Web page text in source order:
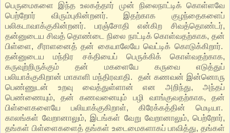
பெருமைகளை இந்த உலகத்தார் முன் நிலைநாட்டிக் கொள்ளவே
பெற்றோர் விரும்புகின்றனர். இதற்காக குழந்தைகளைப்
பலிகடாவாக்குகின்றனர். பரஞ்சோதி என்கிற சிவத்தொண்டர்,
தன்னுடைய சிவத் தொண்டை நிலை நாட்டிக் கொள்வதற்காக, தன்
பிள்ளை, சீராளனைத் தன் கையாலேயே வெட்டிக் கொடுக்கிறார்.
தன்னுடைய மந்திர சக்தியைப் பெருக்கிக் கொள்வதற்காக,
கருவுற்றிருக்கும் தன் மகளையே கருவை எடுத்துப்
பலியாக்குகிறான் மாகாளி மந்திரவாதி. தன் கணவன் இன்னொரு
பெண்ணுடன் உறவு வைத்துள்ளான் என அறிந்து, அந்தப்
பெண்ணையும், தன் கணவனையும் பழி வாங்குவதற்காக, தன்
பிள்ளைகளையே பலியாக்குகிறாள், கிரேக்கத்தின் மெடியா.
காலங்கள் வேறானாலும், இடங்கள் வேறு வேறானாலும், பெற்றோர்,
தங்கள் பிள்ளைகளைத் தங்கள் உடைமைகளாகப் பாவித்து, தங்கள்